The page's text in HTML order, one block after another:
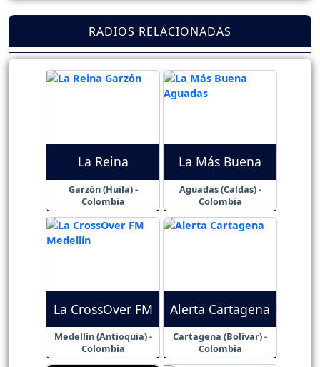
RADIOS RELACIONADAS
La Reina
Garzón (Huila) -
Colombia
La Más Buena
Aguadas (Caldas) -
Colombia
La CrossOver FM
Medellín (Antioquia) -
Colombia
Alerta Cartagena
Cartagena (Bolívar) -
Colombia